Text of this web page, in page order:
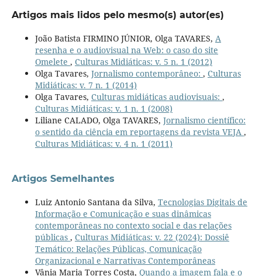
Artigos mais lidos pelo mesmo(s) autor(es)
João Batista FIRMINO JÚNIOR, Olga TAVARES, A
resenha e o audiovisual na Web: o caso do site
Omelete , Culturas Midiáticas: v. 5 n. 1 (2012)
Olga Tavares, Jornalismo contemporâneo: , Culturas
Midiáticas: v. 7 n. 1 (2014)
Olga Tavares, Culturas midiáticas audiovisuais: ,
Culturas Midiáticas: v. 1 n. 1 (2008)
Liliane CALADO, Olga TAVARES, Jornalismo científico:
o sentido da ciência em reportagens da revista VEJA ,
Culturas Midiáticas: v. 4 n. 1 (2011)
Artigos Semelhantes
Luiz Antonio Santana da Silva, Tecnologias Digitais de
Informação e Comunicação e suas dinâmicas
contemporâneas no contexto social e das relações
públicas , Culturas Midiáticas: v. 22 (2024): Dossiê
Temático: Relações Públicas, Comunicação
Organizacional e Narrativas Contemporâneas
Vânia Maria Torres Costa, Quando a imagem fala e o